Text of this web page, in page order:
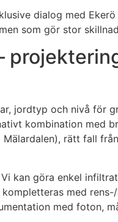
dialog med
som gör stor
jordtyp och nivå för
kombination med
rätt fall
kan göra enkel
med
med foton,